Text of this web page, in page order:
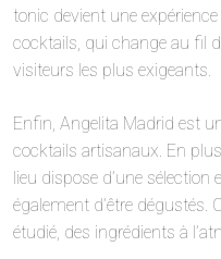
tonic devient une
cocktails, qui change au fil
visiteurs les plus exigeants.
Enfin, Angelita Madrid est
cocktails artisanaux. En
lieu dispose d’une
également d’être dégustés.
étudié, des ingrédients à